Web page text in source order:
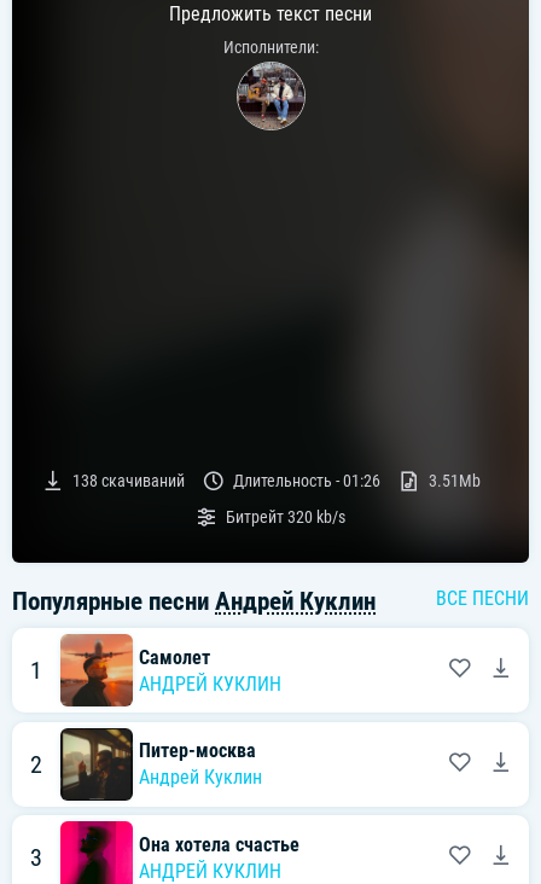
Предложить текст песни
Исполнители:
138 скачиваний Длительность -01:26
3.51Mb
Битрейт320 kb/s
Популярные песни Андрей Куклин ВСЕ ПЕСНИ
1
Самолет
АНДРЕЙ КУКЛИН
2
Питер-москва
Андрей Куклин
3
Она хотела счастье
АНДРЕЙ КУКЛИН